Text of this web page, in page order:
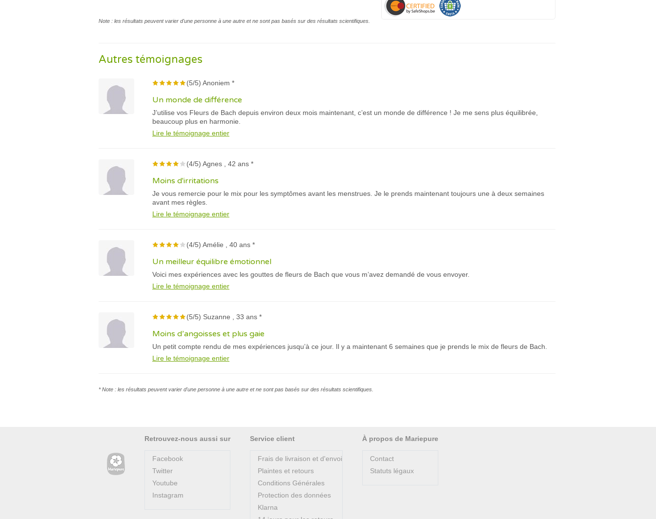
Note : les résultats peuvent varier d'une personne à une autre et ne sont pas basés sur des résultats scientifiques.
Autres témoignages
(5/5) Anoniem *
Un monde de différence
J’utilise vos Fleurs de Bach depuis environ deux mois maintenant, c’est un monde de différence ! Je me sens plus équilibrée,
beaucoup plus en harmonie.
Lire le témoignage entier
(4/5) Agnes , 42 ans *
Moins d'irritations
Je vous remercie pour le mix pour les symptômes avant les menstrues. Je le prends maintenant toujours une à deux semaines
avant mes règles.
Lire le témoignage entier
(4/5) Amélie , 40 ans *
Un meilleur équilibre émotionnel
Voici mes expériences avec les gouttes de fleurs de Bach que vous m’avez demandé de vous envoyer.
Lire le témoignage entier
(5/5) Suzanne , 33 ans *
Moins d’angoisses et plus gaie
Un petit compte rendu de mes expériences jusqu’à ce jour. Il y a maintenant 6 semaines que je prends le mix de fleurs de Bach.
Lire le témoignage entier
* Note : les résultats peuvent varier d'une personne à une autre et ne sont pas basés sur des résultats scientifiques.
Retrouvez-nous aussi sur
Facebook
Twitter
Youtube
Instagram
Service client
Frais de livraison et d'envoi
Plaintes et retours
Conditions Générales
Protection des données
Klarna
À propos de Mariepure
Contact
Statuts légaux